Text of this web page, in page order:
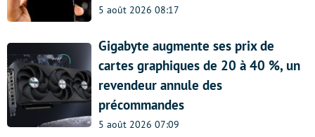
5 août 2026 08:17
Gigabyte augmente ses prix de
cartes graphiques de 20 à 40 %, un
revendeur annule des
précommandes
5 août 2026 07:09